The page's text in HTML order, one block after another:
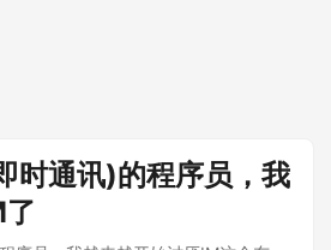
时通讯)的程序员，我